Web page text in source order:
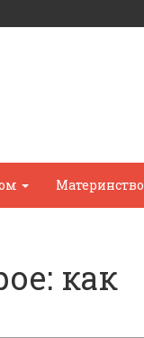
Материнство
как